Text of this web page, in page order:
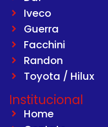
Iveco
Guerra
Facchini
Randon
Toyota / Hilux
Institucional
Home